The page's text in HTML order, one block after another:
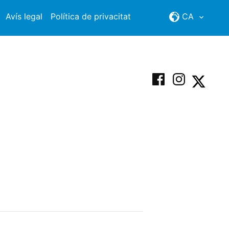
CA
Avís legal Política de privacitat
Facebook
Instagram
X